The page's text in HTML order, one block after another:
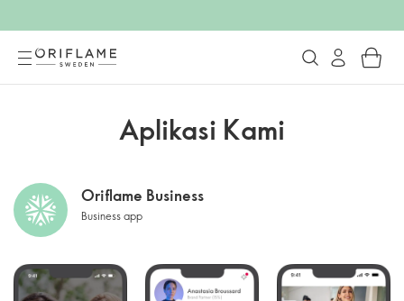
Aplikasi Kami
Oriflame Business
Business app